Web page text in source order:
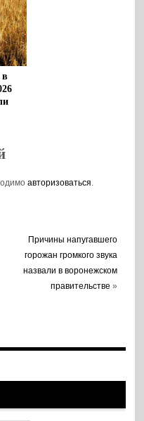
в
авторизоваться.
Причины напугавшего
горожан громкого звука
назвали в воронежском
правительстве »